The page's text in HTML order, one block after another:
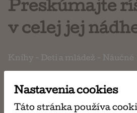
Preskúmajte
v celej jej
Knihy - Deti a mládež - Náučné
O knihe:
Rastliny sú všade.
povrchu Zeme, od najvyšších
údolia, od najstudenšieho a
Nastavenia cookies
Táto stránka používa